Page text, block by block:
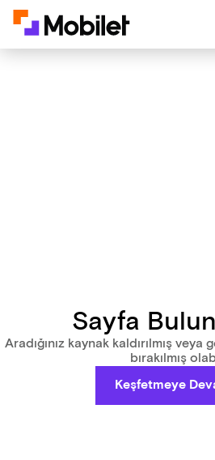
Sayfa
Aradığınız kaynak kaldırılmış veya
bırakılmış
Keşfetmeye